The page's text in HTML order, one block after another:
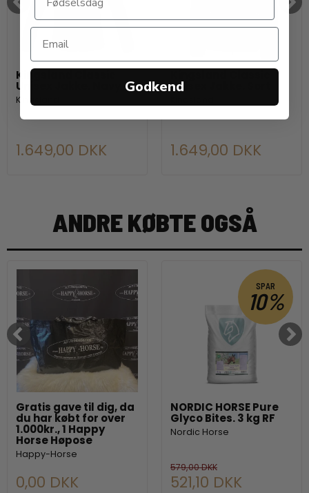
Kingsland Classic
Unisex Jakke. Navy
Kingsland
1.649,00 DKK
Unisex Jakke. Sort
1.649,00 DKK
ANDRE KØBTE OGSÅ
Gratis gave til dig, da
du har købt for over
1.000kr., 1 Happy
Horse Høpose
Happy-Horse
0,00 DKK
SPAR
10%
NORDIC HORSE Pure
Glyco Bites. 3 kg RF
Nordic Horse
579,00 DKK
521,10 DKK
Godkend